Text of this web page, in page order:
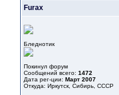
Furax
Бледнотик
Покинул форум
Сообщений всего: 1472
Дата рег-ции: Март 2007
Откуда: Иркутск, Сибирь, СССР